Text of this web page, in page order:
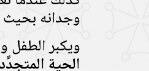
وجدانه بحيث
ويكبر الطفل
الحية